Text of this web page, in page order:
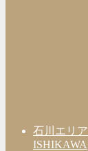
石川エリア
ISHIKAWA